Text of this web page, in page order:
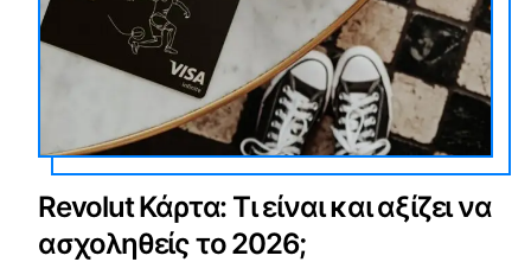
Revolut Κάρτα: Τι είναι και αξίζει να
ασχοληθείς το 2026;